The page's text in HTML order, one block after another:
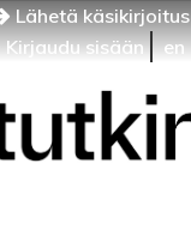
Lähetä käsikirjoitus
Kirjaudu sisään
en